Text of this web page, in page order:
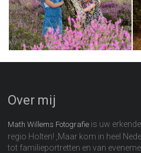
Over mij
Math Willems Fotografie is uw
regio Holten! ,Maar kom in heel
tot familieportretten en van